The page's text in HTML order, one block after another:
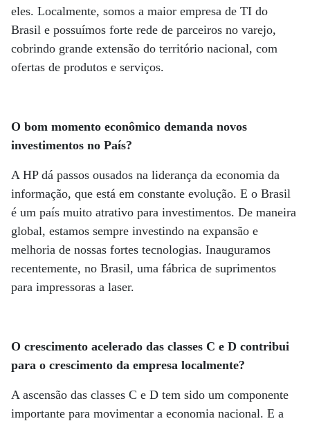
eles. Localmente, somos a maior empresa de TI do
Brasil e possuímos forte rede de parceiros no varejo,
cobrindo grande extensão do território nacional, com
ofertas de produtos e serviços.
O bom momento econômico demanda novos
investimentos no País?
A HP dá passos ousados na liderança da economia da
informação, que está em constante evolução. E o Brasil
é um país muito atrativo para investimentos. De maneira
global, estamos sempre investindo na expansão e
melhoria de nossas fortes tecnologias. Inauguramos
recentemente, no Brasil, uma fábrica de suprimentos
para impressoras a laser.
O crescimento acelerado das classes C e D contribui
para o crescimento da empresa localmente?
A ascensão das classes C e D tem sido um componente
importante para movimentar a economia nacional. E a